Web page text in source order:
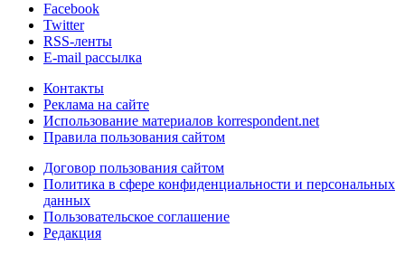
Facebook
Twitter
RSS-ленты
E-mail рассылка
Контакты
Реклама на сайте
Использование материалов korrespondent.net
Правила пользования сайтом
Договор пользования сайтом
Политика в сфере конфиденциальности и персональных
данных
Пользовательское соглашение
Редакция